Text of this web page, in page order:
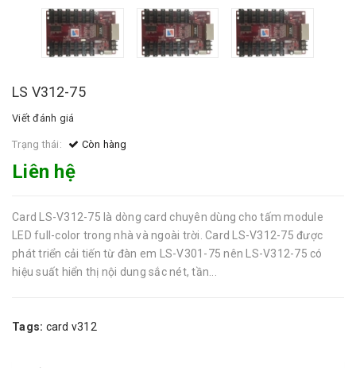
LS V312-75
Viết đánh giá
Trạng thái: Còn hàng
Liên hệ
Card LS-V312-75 là dòng card chuyên dùng cho tấm module
LED full-color trong nhà và ngoài trời. Card LS-V312-75 được
phát triển cải tiến từ đàn em LS-V301-75 nên LS-V312-75 có
hiệu suất hiển thị nội dung sắc nét, tần...
Tags: card v312